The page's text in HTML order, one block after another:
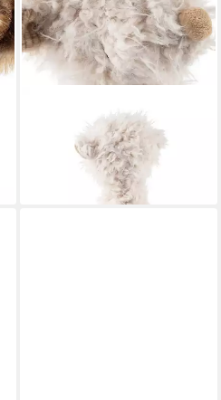
Kuscheltier Bär Zottel Ach
Good!, BeastsTown (1-St)
lieferbar - in 3-4 Werktagen bei dir